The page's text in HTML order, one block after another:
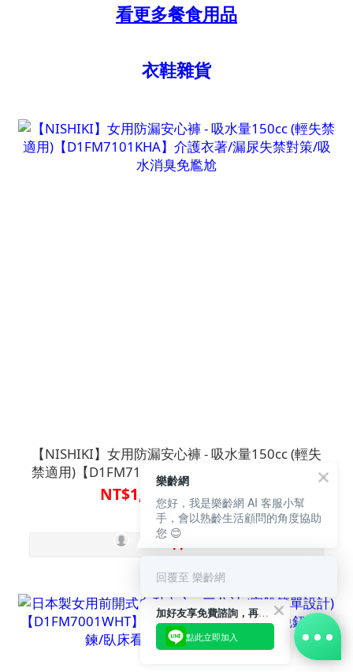
看更多餐食用品
衣鞋雜貨
【NISHIKI】女用防漏安心褲 - 吸水量150cc (輕失
禁適用)【D1FM7101KHA】介護衣著/漏尿失禁對
策/吸水消臭免尷尬
NT$1,800 ~ NT$1,920
加好友享免費諮詢，再領50元現金折扣碼！
點此立即加入
樂齡網
您好，我是樂齡網 AI 客服小幫
手，會以熟齡生活顧問的角度協助
您 😊
回覆至 樂齡網